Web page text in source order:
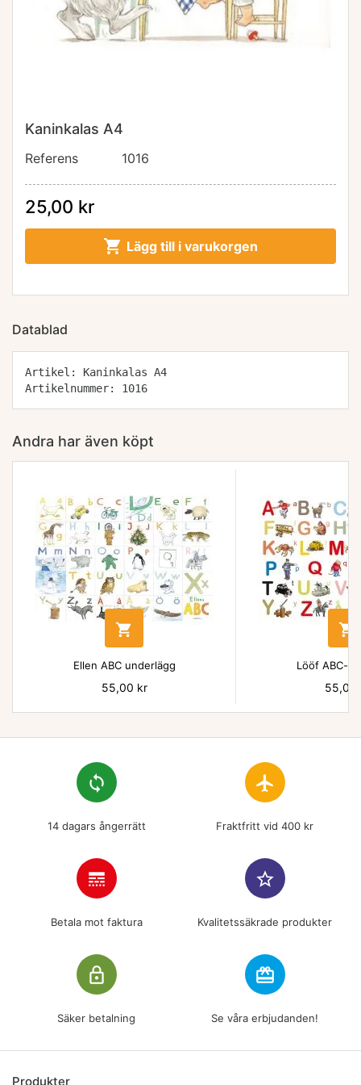
Kaninkalas A4
Referens 1016
25,00 kr
 Lägg till i varukorgen
Datablad
Artikel: Kaninkalas A4
Artikelnummer: 1016
Andra har även köpt

Ellen ABC underlägg
Pris
55,00 kr

Lööf ABC-
Pris
55,00
loop
14 dagars ångerrätt
flight
Fraktfritt vid 400 kr
line_style
Betala mot faktura
star_border
Kvalitetssäkrade produkter
lock_outline
Säker betalning
redeem
Se våra erbjudanden!
Produkter